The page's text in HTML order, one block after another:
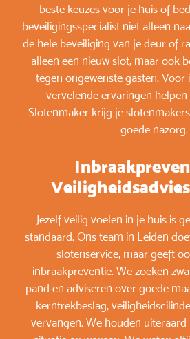
beste keuzes voor je huis of
beveiligingsspecialist niet alleen
de hele beveiliging van je deur of
alleen een nieuw slot, maar ook
tegen ongewenste gasten. Voor
vervelende ervaringen
Slotenmaker krijg je
goede nazorg.
Jezelf veilig voelen in je huis is
standaard. Ons team in Leiden
slotenservice, maar geeft
inbraakpreventie. We zoeken
pand en adviseren over goede
kerntrekbeslag,
vervangen. We houden